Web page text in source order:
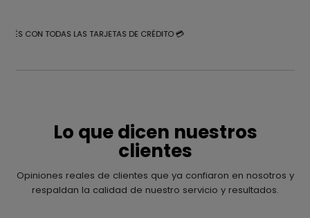
CON TODAS LAS TARJETAS DE CRÉDITO 💳
Lo que dicen nuestros
clientes
Opiniones reales de clientes que ya confiaron en nosotros y
respaldan la calidad de nuestro servicio y resultados.